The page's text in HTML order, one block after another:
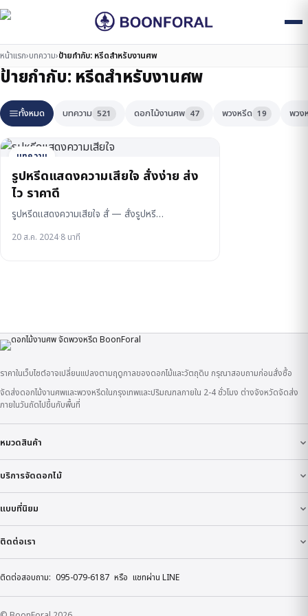
หน้าแรก›บทความ›ป้ายกำกับ: หรีดสำหรับงานศพ
ป้ายกำกับ: หรีดสำหรับงานศพ
ทั้งหมด บทความ 521 ดอกไม้งานศพ 47 พวงหรีด 19 พวง
บทความ
รูปหรีดแสดงความเสียใจ สั่งง่าย ส่ง
ไว ราคาดี
รูปหรีดแสดงความเสียใจ สั่ — สั่งรูปหรี…
20 ส.ค. 2024·8 นาที
ราคาในเว็บไซต์อาจเปลี่ยนแปลงตามฤดูกาลของดอกไม้และวัตถุดิบ กรุณาสอบถามก่อนสั่งซื้อ
จัดส่งดอกไม้งานศพและพวงหรีดในกรุงเทพและปริมณฑลภายใน 2-4 ชั่วโมง ต่างจังหวัดจัดส่ง
ภายในวันถัดไปขึ้นกับพื้นที่
หมวดสินค้า
บริการจัดดอกไม้
แบบที่นิยม
ติดต่อเรา
ติดต่อสอบถาม: 095-079-6187 หรือ แชทผ่าน LINE